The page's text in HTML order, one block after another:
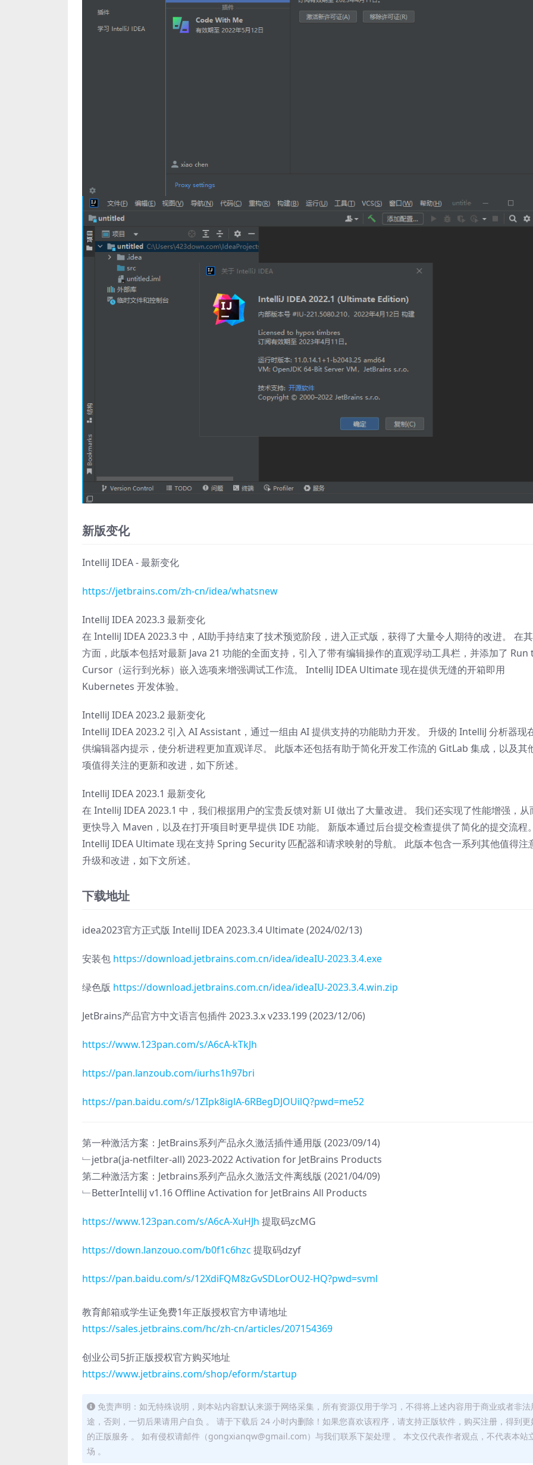
新版变化
IntelliJ IDEA - 最新变化
https://jetbrains.com/zh-cn/idea/whatsnew
IntelliJ IDEA 2023.3 最新变化
在 IntelliJ IDEA 2023.3 中，AI助手持结束了技术预览阶段，进入正式版，获得了大量令人期待的改进。 在
方面，此版本包括对最新 Java 21 功能的全面支持，引入了带有编辑操作的直观浮动工具栏，并添加了 Run
Cursor（运行到光标）嵌入选项来增强调试工作流。 IntelliJ IDEA Ultimate 现在提供无缝的开箱即用
Kubernetes 开发体验。
IntelliJ IDEA 2023.2 最新变化
IntelliJ IDEA 2023.2 引入 AI Assistant，通过一组由 AI 提供支持的功能助力开发。 升级的 IntelliJ 分析器现
供编辑器内提示，使分析进程更加直观详尽。 此版本还包括有助于简化开发工作流的 GitLab 集成，以及其
项值得关注的更新和改进，如下所述。
IntelliJ IDEA 2023.1 最新变化
在 IntelliJ IDEA 2023.1 中，我们根据用户的宝贵反馈对新 UI 做出了大量改进。 我们还实现了性能增强，从
更快导入 Maven，以及在打开项目时更早提供 IDE 功能。 新版本通过后台提交检查提供了简化的提交流程。
IntelliJ IDEA Ultimate 现在支持 Spring Security 匹配器和请求映射的导航。 此版本包含一系列其他值得注
升级和改进，如下文所述。
下载地址
idea2023官方正式版 IntelliJ IDEA 2023.3.4 Ultimate (2024/02/13)
安装包 https://download.jetbrains.com.cn/idea/ideaIU-2023.3.4.exe
绿色版 https://download.jetbrains.com.cn/idea/ideaIU-2023.3.4.win.zip
JetBrains产品官方中文语言包插件 2023.3.x v233.199 (2023/12/06)
https://www.123pan.com/s/A6cA-kTkJh
https://pan.lanzoub.com/iurhs1h97bri
https://pan.baidu.com/s/1ZIpk8iglA-6RBegDJOUilQ?pwd=me52
第一种激活方案：JetBrains系列产品永久激活插件通用版 (2023/09/14)
﹂jetbra(ja-netfilter-all) 2023-2022 Activation for JetBrains Products
第二种激活方案：Jetbrains系列产品永久激活文件离线版 (2021/04/09)
﹂BetterIntelliJ v1.16 Offline Activation for JetBrains All Products
https://www.123pan.com/s/A6cA-XuHJh 提取码zcMG
https://down.lanzouo.com/b0f1c6hzc 提取码dzyf
https://pan.baidu.com/s/12XdiFQM8zGvSDLorOU2-HQ?pwd=svml
教育邮箱或学生证免费1年正版授权官方申请地址
https://sales.jetbrains.com/hc/zh-cn/articles/207154369
创业公司5折正版授权官方购买地址
https://www.jetbrains.com/shop/eform/startup
免责声明：如无特殊说明，则本站内容默认来源于网络采集，所有资源仅用于学习，不得将上述内容用于商业或者非法
途，否则，一切后果请用户自负 。 请于下载后 24 小时内删除！如果您喜欢该程序，请支持正版软件，购买注册，得到更
的正版服务 。 如有侵权请邮件（gongxianqw@gmail.com）与我们联系下架处理 。 本文仅代表作者观点，不代表本站
场 。